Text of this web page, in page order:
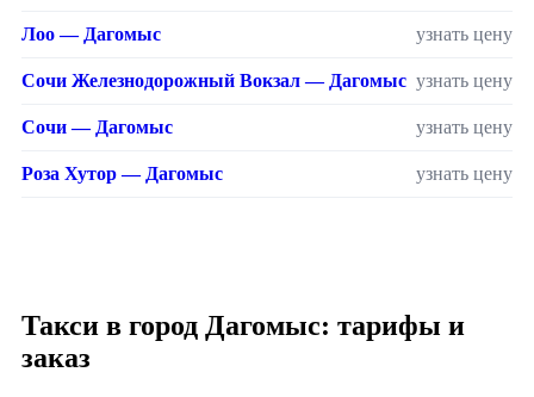
Лоо — Дагомыс узнать цену
Сочи Железнодорожный Вокзал — Дагомыс узнать цену
Сочи — Дагомыс узнать цену
Роза Хутор — Дагомыс узнать цену
Такси в город Дагомыс: тарифы и
заказ